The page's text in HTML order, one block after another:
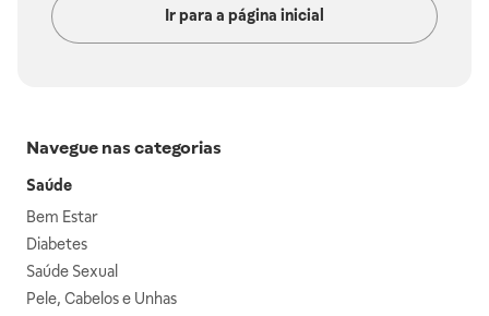
Ir para a página inicial
Navegue nas categorias
Saúde
Bem Estar
Diabetes
Saúde Sexual
Pele, Cabelos e Unhas